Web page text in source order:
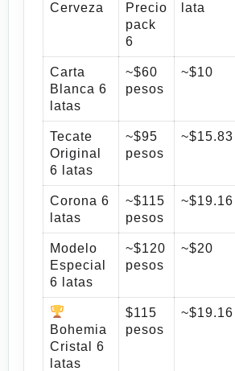
Cerveza
Precio
pack
6
lata
Carta
Blanca 6
latas
~$60
pesos
~$10
Tecate
Original
6 latas
~$95
pesos
~$15.83
Corona 6
latas
~$115
pesos
~$19.16
Modelo
Especial
6 latas
~$120
pesos
~$20
Bohemia
Cristal 6
latas
$115
pesos
~$19.16